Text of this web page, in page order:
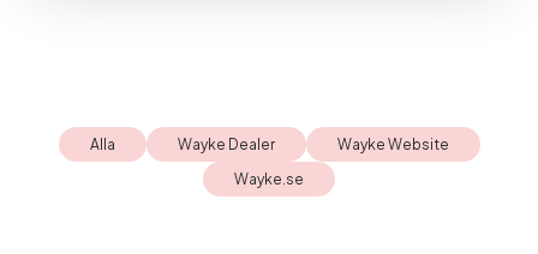
Alla Wayke Dealer
Wayke Website
Wayke.se